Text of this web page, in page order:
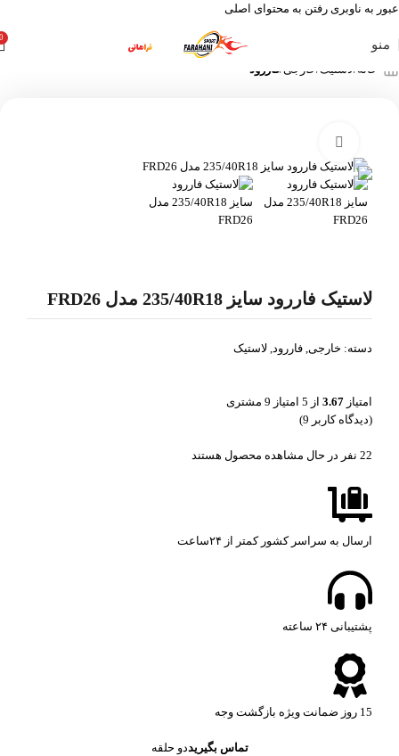
عبور به ناوبری رفتن به محتوای اصلی
منو
خانه لاستیک خارجی فاررود
لاستیک فاررود سایز 235/40R18 مدل FRD26
دسته: خارجی, فاررود, لاستیک
امتیاز 3.67 از 5 امتیاز 9 مشتری
(دیدگاه کاربر 9
)
22 نفر در حال مشاهده محصول هستند
ارسال به سراسر کشور کمتر از ۲۴ساعت
پشتیبانی ۲۴ ساعته​
15 روز ضمانت ویژه بازگشت وجه
تماس بگیریددو حلقه